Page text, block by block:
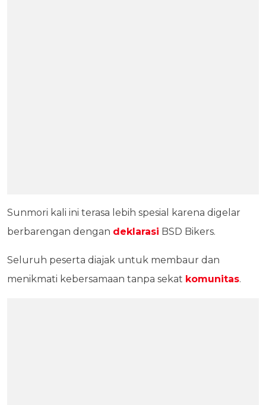
Sunmori kali ini terasa lebih spesial karena digelar
berbarengan dengan deklarasi BSD Bikers.
Seluruh peserta diajak untuk membaur dan
menikmati kebersamaan tanpa sekat komunitas.